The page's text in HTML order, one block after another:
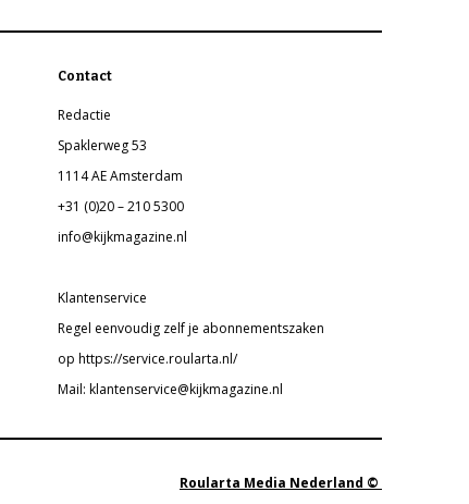
Contact
Redactie
Spaklerweg 53
1114 AE Amsterdam
+31 (0)20 – 210 5300
info@kijkmagazine.nl
Klantenservice
Regel eenvoudig zelf je abonnementszaken
op https://service.roularta.nl/
Mail: klantenservice@kijkmagazine.nl
Roularta Media Nederland ©